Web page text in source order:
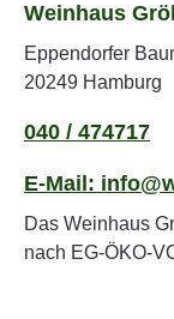
Weinhaus
Eppendorfer
20249 Hamburg
040 / 474717
E-Mail:
Das Weinhaus
nach EG-ÖKO-